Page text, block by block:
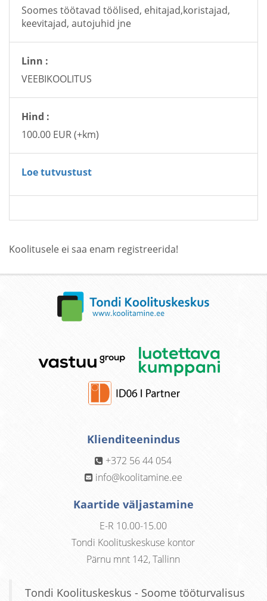
Soomes töötavad töölised, ehitajad,koristajad,
keevitajad, autojuhid jne
Linn :
VEEBIKOOLITUS
Hind :
100.00 EUR (+km)
Loe tutvustust
Koolitusele ei saa enam registreerida!
Klienditeenindus
+372 56 44 054
info@koolitamine.ee
Kaartide väljastamine
E-R 10.00-15.00
Tondi Koolituskeskuse kontor
Pärnu mnt 142, Tallinn
Tondi Koolituskeskus - Soome tööturvalisus